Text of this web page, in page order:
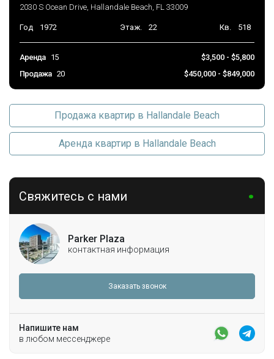
2030 S Ocean Drive, Hallandale Beach, FL 33009
Год 1972 Этаж. 22 Кв. 518
Аренда 15
$3,500 - $5,800
Продажа 20 $450,000 - $849,000
Продажа квартир в Hallandale Beach
Аренда квартир в Hallandale Beach
Свяжитесь с нами
Parker Plaza
контактная информация
Заказать звонок
Напишите нам
в любом мессенджере